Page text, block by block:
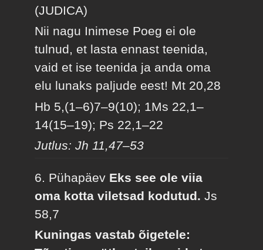
(JUDICA)
Nii nagu Inimese Poeg ei ole
tulnud, et lasta ennast teenida,
vaid et ise teenida ja anda oma
elu lunaks paljude eest! Mt 20,28
Hb 5,(1–6)7–9(10); 1Ms 22,1–
14(15–19); Ps 22,1–22
Jutlus: Jh 11,47–53
6. Pühapäev Eks see ole viia
oma kotta viletsad kodutud.Js
58,7
Kuningas vastab õigetele: